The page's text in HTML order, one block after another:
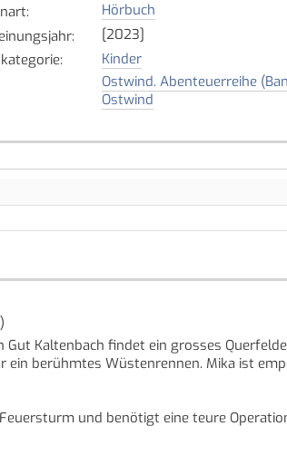
:
Hörbuch
:
[2023]
:
Kinder
Ostwind. Abenteuerreihe
Ostwind
Gut Kaltenbach findet ein grosses
ein berühmtes Wüstenrennen. Mika ist
und benötigt eine teure
für das Rennen an - denn nur mit